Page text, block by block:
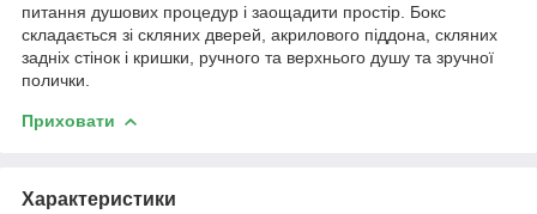
питання душових процедур і заощадити простір. Бокс
складається зі скляних дверей, акрилового піддона, скляних
задніх стінок і кришки, ручного та верхнього душу та зручної
полички.
Приховати
Характеристики